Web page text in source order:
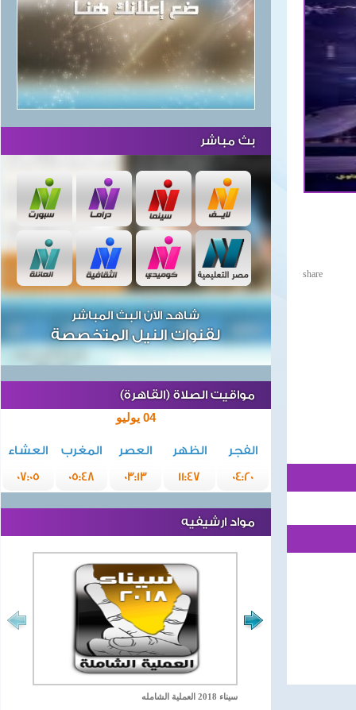
share
بث مباشر
شاهد الآن البث المباشر
لقنوات النيل المتخصصة
مواقيت الصلاة (القاهرة)
04 يوليو
الفجر الظهر العصر المغرب
العشاء
04:20
11:47
03:13
05:48
07:05
مواد ارشيفيه
سيناء 2018 العملية الشامله